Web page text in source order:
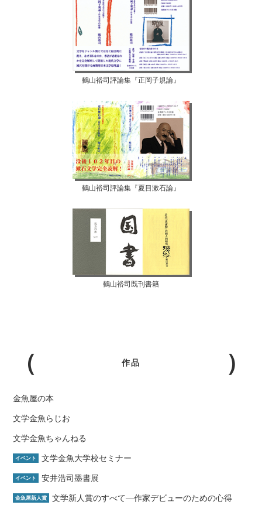
鶴山裕司評論集『正岡子規論』
鶴山裕司評論集『夏目漱石論』
鶴山裕司既刊書籍
作品
金魚屋の本
文学金魚らじお
文学金魚ちゃんねる
イベント 文学金魚大学校セミナー
イベント 安井浩司墨書展
金魚屋新人賞 文学新人賞のすべて―作家デビューのための心得